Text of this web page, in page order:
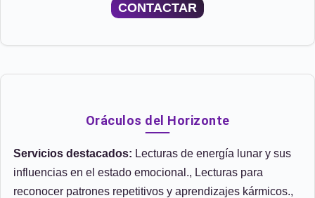
CONTACTAR
Oráculos del Horizonte
Servicios destacados: Lecturas de energía lunar y sus
influencias en el estado emocional., Lecturas para
reconocer patrones repetitivos y aprendizajes kármicos.,